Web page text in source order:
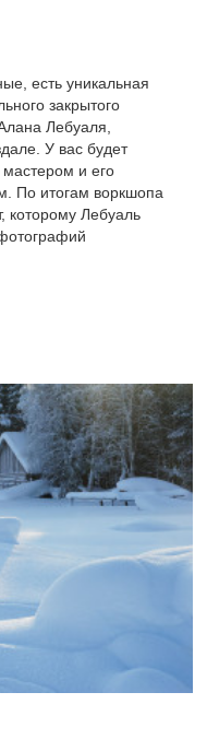
есть уникальная
закрытого
Лебуаля,
У вас будет
и его
По итогам воркшопа
которому Лебуаль